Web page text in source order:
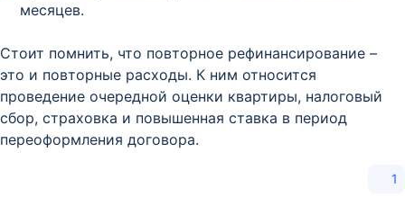
месяцев.
Стоит помнить, что повторное рефинансирование –
это и повторные расходы. К ним относится
проведение очередной оценки квартиры, налоговый
сбор, страховка и повышенная ставка в период
переоформления договора.
1